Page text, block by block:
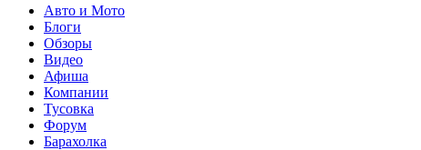
Авто и Мото
Блоги
Обзоры
Видео
Афиша
Компании
Тусовка
Форум
Барахолка